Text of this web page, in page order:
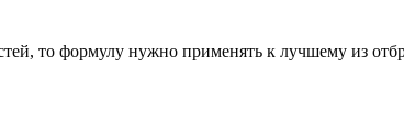
то формулу нужно применять к лучшему из